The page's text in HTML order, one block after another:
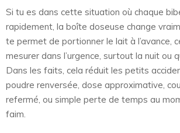
Si tu es dans cette situation où chaque
rapidement, la boîte doseuse change
te permet de portionner le lait à l’avance,
mesurer dans l’urgence, surtout la nuit ou
Dans les faits, cela réduit les petits
poudre renversée, dose approximative,
refermé, ou simple perte de temps au
faim.